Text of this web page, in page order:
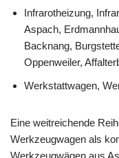
Infrarotheizung,
Aspach,
Backnang,
Oppenweiler,
Werkstattwagen,
Eine weitreichende
Werkzeugwagen als
Werkzeugwägen aus